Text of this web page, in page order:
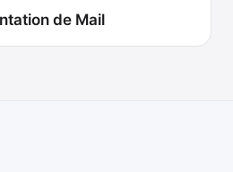
de Mail